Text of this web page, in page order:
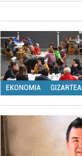
EKONOMIA GIZARTEA